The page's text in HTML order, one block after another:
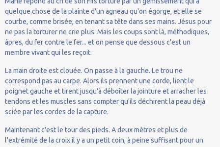
quelque chose de la plainte d'un agneau qu'on égorge, et elle se
courbe, comme brisée, en tenant sa tête dans ses mains. Jésus pour
ne pas la torturer ne crie plus. Mais les coups sont là, méthodiques,
âpres, du fer contre le fer... et on pense que dessous c'est un
membre vivant qui les reçoit.
La main droite est clouée. On passe à la gauche. Le trou ne
correspond pas au carpe. Alors ils prennent une corde, lient le
poignet gauche et tirent jusqu'à déboîter la jointure et arracher les
tendons et les muscles sans compter qu'ils déchirent la peau déjà
sciée par les cordes de la capture.
Maintenant c'est le tour des pieds. A deux mètres et plus de
l'extrémité de la croix il y a un petit coin, à peine suffisant pour un